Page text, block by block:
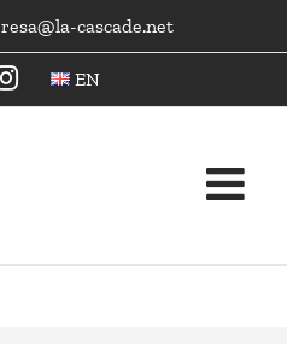
resa@la-cascade.net
EN